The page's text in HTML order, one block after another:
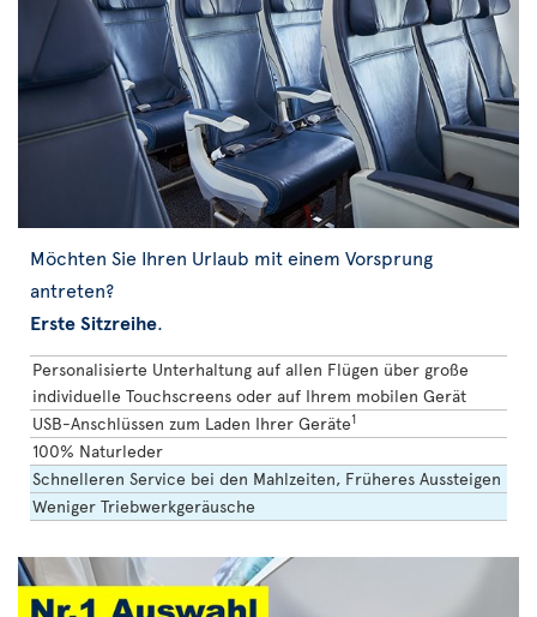
Möchten Sie Ihren Urlaub mit einem Vorsprung
antreten?
Erste Sitzreihe.
Personalisierte Unterhaltung auf allen Flügen über große
individuelle Touchscreens oder auf Ihrem mobilen Gerät
USB-Anschlüssen zum Laden Ihrer Geräte1
100% Naturleder
Schnelleren Service bei den Mahlzeiten, Früheres Aussteigen
Weniger Triebwerkgeräusche